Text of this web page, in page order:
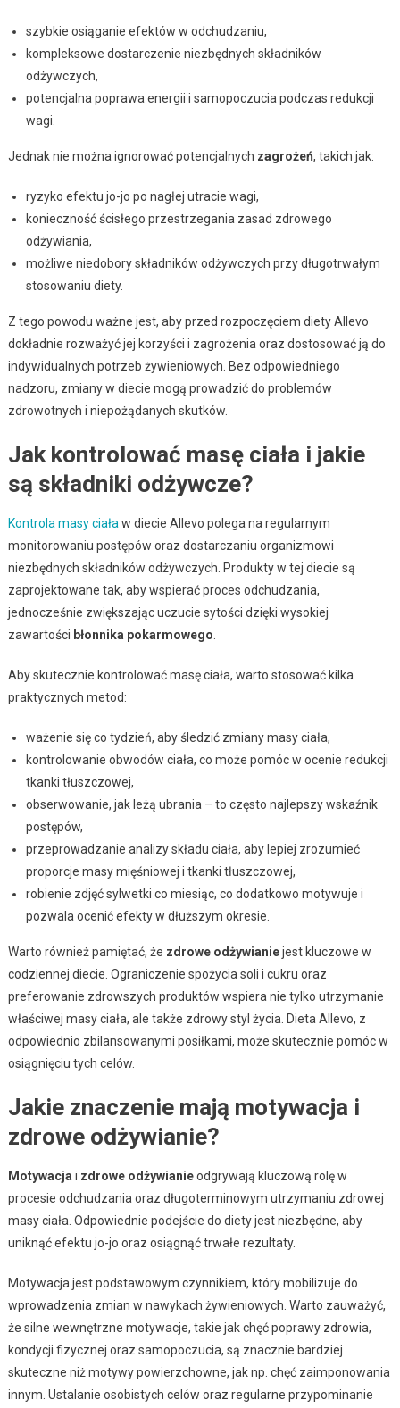
szybkie osiąganie efektów w odchudzaniu,
kompleksowe dostarczenie niezbędnych składników
odżywczych,
potencjalna poprawa energii i samopoczucia podczas redukcji
wagi.
Jednak nie można ignorować potencjalnych zagrożeń, takich jak:
ryzyko efektu jo-jo po nagłej utracie wagi,
konieczność ścisłego przestrzegania zasad zdrowego
odżywiania,
możliwe niedobory składników odżywczych przy długotrwałym
stosowaniu diety.
Z tego powodu ważne jest, aby przed rozpoczęciem diety Allevo
dokładnie rozważyć jej korzyści i zagrożenia oraz dostosować ją do
indywidualnych potrzeb żywieniowych. Bez odpowiedniego
nadzoru, zmiany w diecie mogą prowadzić do problemów
zdrowotnych i niepożądanych skutków.
Jak kontrolować masę ciała i jakie
są składniki odżywcze?
Kontrola masy ciała w diecie Allevo polega na regularnym
monitorowaniu postępów oraz dostarczaniu organizmowi
niezbędnych składników odżywczych. Produkty w tej diecie są
zaprojektowane tak, aby wspierać proces odchudzania,
jednocześnie zwiększając uczucie sytości dzięki wysokiej
zawartości błonnika pokarmowego
Aby skutecznie kontrolować masę ciała, warto stosować kilka
praktycznych metod:
ważenie się co tydzień, aby śledzić zmiany masy ciała,
kontrolowanie obwodów ciała, co może pomóc w ocenie redukcji
tkanki tłuszczowej,
obserwowanie, jak leżą ubrania – to często najlepszy wskaźnik
postępów,
przeprowadzanie analizy składu ciała, aby lepiej zrozumieć
proporcje masy mięśniowej i tkanki tłuszczowej,
robienie zdjęć sylwetki co miesiąc, co dodatkowo motywuje i
pozwala ocenić efekty w dłuższym okresie.
Warto również pamiętać, że zdrowe odżywianiejest kluczowe w
codziennej diecie. Ograniczenie spożycia soli i cukru oraz
preferowanie zdrowszych produktów wspiera nie tylko utrzymanie
właściwej masy ciała, ale także zdrowy styl życia. Dieta Allevo, z
odpowiednio zbilansowanymi posiłkami, może skutecznie pomóc w
osiągnięciu tych celów.
Jakie znaczenie mają motywacja i
zdrowe odżywianie?
Motywacja i zdrowe odżywianieodgrywają kluczową rolę w
procesie odchudzania oraz długoterminowym utrzymaniu zdrowej
masy ciała. Odpowiednie podejście do diety jest niezbędne, aby
uniknąć efektu jo-jo oraz osiągnąć trwałe rezultaty.
Motywacja jest podstawowym czynnikiem, który mobilizuje do
wprowadzenia zmian w nawykach żywieniowych. Warto zauważyć,
że silne wewnętrzne motywacje, takie jak chęć poprawy zdrowia,
kondycji fizycznej oraz samopoczucia, są znacznie bardziej
skuteczne niż motywy powierzchowne, jak np. chęć zaimponowania
innym. Ustalanie osobistych celów oraz regularne przypominanie